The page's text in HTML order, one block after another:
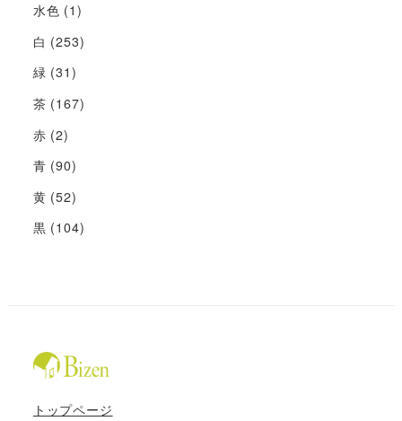
水色 (1)
白 (253)
緑 (31)
茶 (167)
赤 (2)
青 (90)
黄 (52)
黒 (104)
トップページ